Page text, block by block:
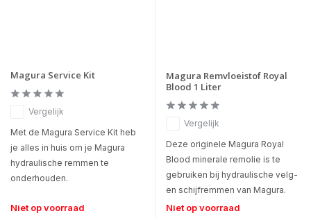
Magura Service Kit
Vergelijk
Met de Magura Service Kit heb
je alles in huis om je Magura
hydraulische remmen te
onderhouden.
Niet op voorraad
Magura Remvloeistof Royal
Blood 1 Liter
Vergelijk
Deze originele Magura Royal
Blood minerale remolie is te
gebruiken bij hydraulische velg-
en schijfremmen van Magura.
Niet op voorraad